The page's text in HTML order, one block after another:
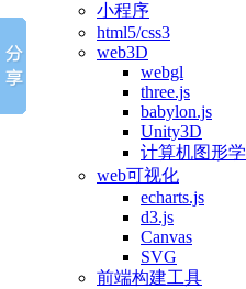
小程序
html5/css3
web3D
webgl
three.js
babylon.js
Unity3D
计算机图形学
web可视化
echarts.js
d3.js
Canvas
SVG
前端构建工具